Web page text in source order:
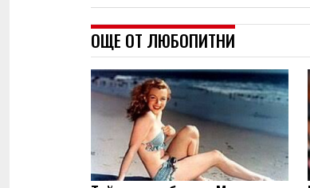
ОЩЕ ОТ ЛЮБОПИТНИ